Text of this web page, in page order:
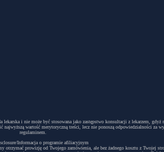
i nie może być stosowana jako zastępstwo konsultacji z lekarzem,
wartość merytoryczną treści, lecz nie ponoszą odpowiedzialności za
regulaminem.
Informacja o programie afiliacyjnym
prowizję od Twojego zamówienia, ale bez żadnego kosztu z Twojej